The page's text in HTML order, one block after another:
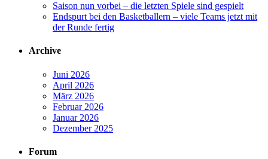
Saison nun vorbei – die letzten Spiele sind gespielt
Endspurt bei den Basketballern – viele Teams jetzt mit
der Runde fertig
Archive
Juni 2026
April 2026
März 2026
Februar 2026
Januar 2026
Dezember 2025
Forum